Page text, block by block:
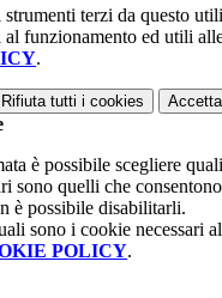
terzi da questo
al funzionamento ed utili
.
Rifiuta tutti i cookies
è possibile scegliere
sono quelli che
è possibile disabilitarli.
sono i cookie necessari
POLICY.